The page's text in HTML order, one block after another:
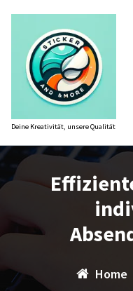
springen
Deine Kreativität, unsere Qualität
Home